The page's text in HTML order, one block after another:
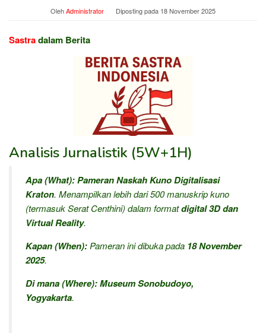
OlehAdministrator Diposting pada 18 November 2025
Sastradalam Berita
Analisis Jurnalistik (5W+1H)
Apa (What):Pameran Naskah Kuno Digitalisasi
Kraton. Menampilkan lebih dari 500 manuskrip kuno
(termasukSerat Centhini) dalam formatdigital 3D dan
Virtual Reality.
Kapan (When): Pameran ini dibuka pada 18 November
2025.
Di mana (Where):Museum Sonobudoyo,
Yogyakarta.